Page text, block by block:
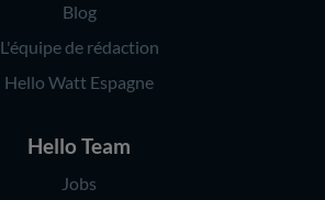
Blog
L'équipe de rédaction
Hello Watt Espagne
Hello Team
Jobs